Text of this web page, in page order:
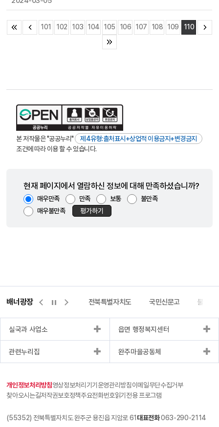
101 102 103 104 105 106 107 108 109 110
본 저작물은 "공공누리"
제4유형:출처표시+상업적 이용금지+변경금지
조건에 따라 이용 할 수 있습니다.
현재 페이지에서 열람하신 정보에 대해 만족하셨습니까?
매우만족 만족 보통
불만족
매우불만족
평가하기
배너광장
허브포털 완주몰 전북특별자치도 국민신문고 불량식
실국과 사업소 읍면 행정복지센터
관련누리집 완주마을공동체
개인정보처리방침영상정보처리기기운영관리방침이메일무단수집거부
찾아오시는길저작권보호정책주요전화번호읽기전용 프로그램
(55352) 전북특별자치도 완주군 용진읍 지암로 61 대표전화063-290-2114